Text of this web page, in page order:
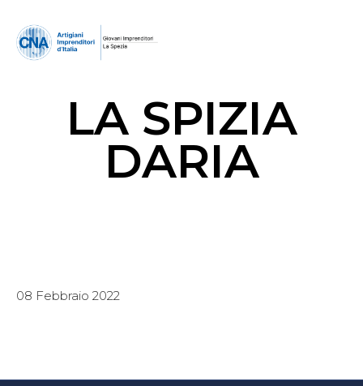
LA SPIZIA
DARIA
08 Febbraio 2022